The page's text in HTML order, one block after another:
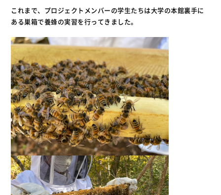
これまで、プロジェクトメンバーの学生たちは大学の本館裏手に
ある巣箱で養蜂の実習を行ってきました。